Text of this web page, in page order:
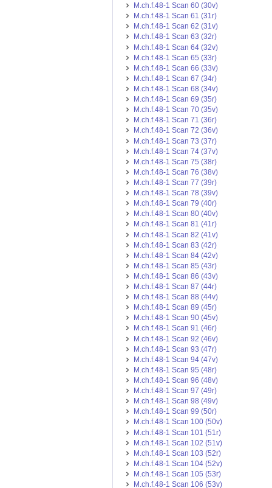
M.ch.f.48-1 Scan 60 (30v)
M.ch.f.48-1 Scan 61 (31r)
M.ch.f.48-1 Scan 62 (31v)
M.ch.f.48-1 Scan 63 (32r)
M.ch.f.48-1 Scan 64 (32v)
M.ch.f.48-1 Scan 65 (33r)
M.ch.f.48-1 Scan 66 (33v)
M.ch.f.48-1 Scan 67 (34r)
M.ch.f.48-1 Scan 68 (34v)
M.ch.f.48-1 Scan 69 (35r)
M.ch.f.48-1 Scan 70 (35v)
M.ch.f.48-1 Scan 71 (36r)
M.ch.f.48-1 Scan 72 (36v)
M.ch.f.48-1 Scan 73 (37r)
M.ch.f.48-1 Scan 74 (37v)
M.ch.f.48-1 Scan 75 (38r)
M.ch.f.48-1 Scan 76 (38v)
M.ch.f.48-1 Scan 77 (39r)
M.ch.f.48-1 Scan 78 (39v)
M.ch.f.48-1 Scan 79 (40r)
M.ch.f.48-1 Scan 80 (40v)
M.ch.f.48-1 Scan 81 (41r)
M.ch.f.48-1 Scan 82 (41v)
M.ch.f.48-1 Scan 83 (42r)
M.ch.f.48-1 Scan 84 (42v)
M.ch.f.48-1 Scan 85 (43r)
M.ch.f.48-1 Scan 86 (43v)
M.ch.f.48-1 Scan 87 (44r)
M.ch.f.48-1 Scan 88 (44v)
M.ch.f.48-1 Scan 89 (45r)
M.ch.f.48-1 Scan 90 (45v)
M.ch.f.48-1 Scan 91 (46r)
M.ch.f.48-1 Scan 92 (46v)
M.ch.f.48-1 Scan 93 (47r)
M.ch.f.48-1 Scan 94 (47v)
M.ch.f.48-1 Scan 95 (48r)
M.ch.f.48-1 Scan 96 (48v)
M.ch.f.48-1 Scan 97 (49r)
M.ch.f.48-1 Scan 98 (49v)
M.ch.f.48-1 Scan 99 (50r)
M.ch.f.48-1 Scan 100 (50v)
M.ch.f.48-1 Scan 101 (51r)
M.ch.f.48-1 Scan 102 (51v)
M.ch.f.48-1 Scan 103 (52r)
M.ch.f.48-1 Scan 104 (52v)
M.ch.f.48-1 Scan 105 (53r)
M.ch.f.48-1 Scan 106 (53v)